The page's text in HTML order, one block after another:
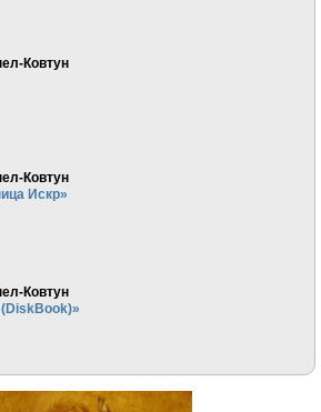
Ковтун
Ковтун
Искр»
Ковтун